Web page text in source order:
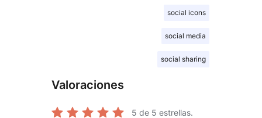
social icons
social media
social sharing
Valoraciones
5 de 5 estrellas.